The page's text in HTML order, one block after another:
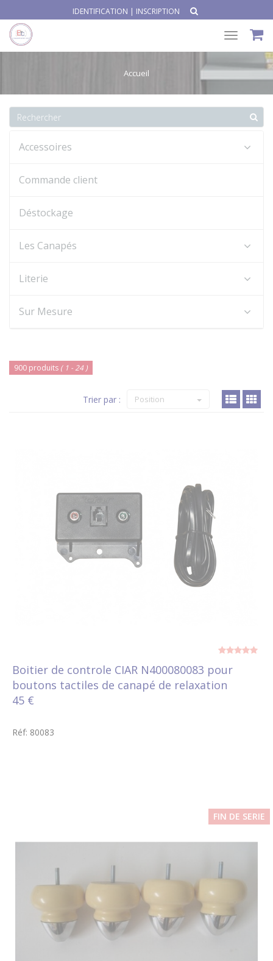
IDENTIFICATION | INSCRIPTION
Toggle
Accueil
Accessoires
Commande client
Déstockage
Les Canapés
Literie
Sur Mesure
900 produits ( 1 - 24 )
Trier par : Position
Boitier de controle CIAR N400080083 pour
boutons tactiles de canapé de relaxation
45 €
Réf: 80083
FIN DE SERIE